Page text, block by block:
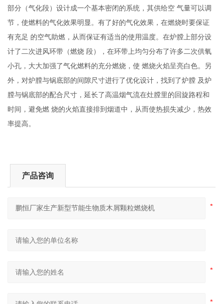
部分（气化段）设计成一个基本密闭的系统，其供给空 气量可以调
节，使燃料的气化效果明显。有了好的气化效果，在燃烧时要保证
有充足 的空气助燃，从而保证有适当的使用温度。在炉膛上部分设
计了二次进风环带（燃烧 段），在环带上均匀分布了许多二次供氧
小孔，大大加强了气化燃料的充分燃烧，使 燃烧火焰呈亮白色。另
外，对炉膛与锅底部的间隙尺寸进行了优化设计，找到了炉膛 及炉
膛与锅底部的配合尺寸，延长了高温烟气流在灶膛里的回旋路程和
时间，避免燃 烧的火焰直接排到烟道中，从而使热损失减少，热效
率提高。
产品咨询